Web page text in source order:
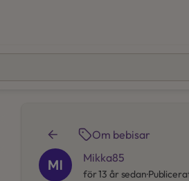
Om bebisar
Mikka85
för 13 år sedan·